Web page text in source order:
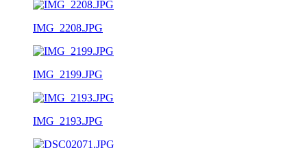
IMG_2208.JPG
IMG_2199.JPG
IMG_2193.JPG